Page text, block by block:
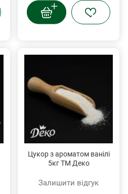
Цукор з ароматом ванілі
5кг ТМ Деко
Залишити відгук